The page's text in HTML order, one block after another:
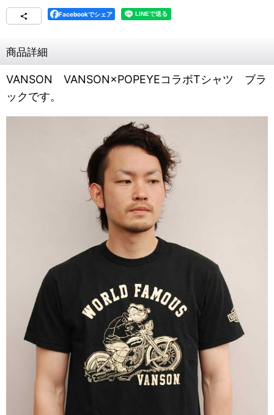
Facebookでシェア
商品詳細
VANSON VANSON×POPEYEコラボTシャツ ブラ
ックです。